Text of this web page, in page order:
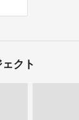
クト